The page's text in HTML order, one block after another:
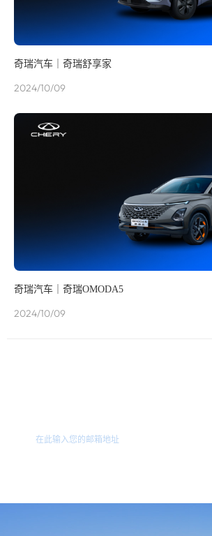
奇瑞汽车｜奇瑞舒享家
2024/10/09
奇瑞汽车｜奇瑞OMODA5
2024/10/09